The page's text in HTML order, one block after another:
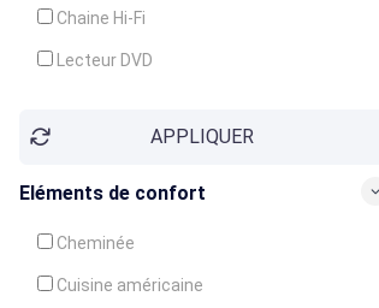
Chaine Hi-Fi
Lecteur DVD
APPLIQUER
Eléments de confort
Cheminée
Cuisine américaine